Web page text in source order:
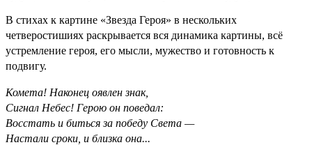
В стихах к картине «Звезда Героя» в нескольких
четверостишиях раскрывается вся динамика картины, всё
устремление героя, его мысли, мужество и готовность к
подвигу.
Комета! Наконец оявлен знак,
Сигнал Небес! Герою он поведал:
Восстать и биться за победу Света —
Настали сроки, и близка она...